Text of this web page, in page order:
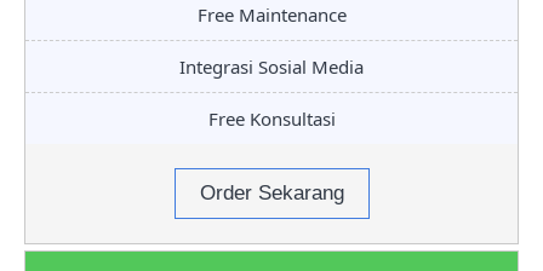
Free Maintenance
Integrasi Sosial Media
Free Konsultasi
Order Sekarang